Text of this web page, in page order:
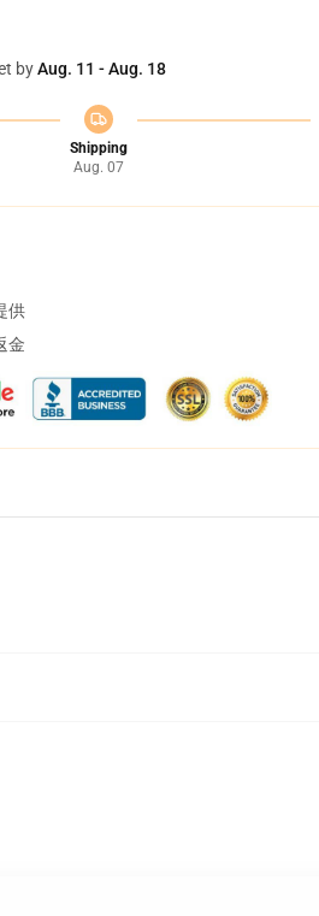
byAug. 11 - Aug. 18
Shipping
Aug. 07
供
金